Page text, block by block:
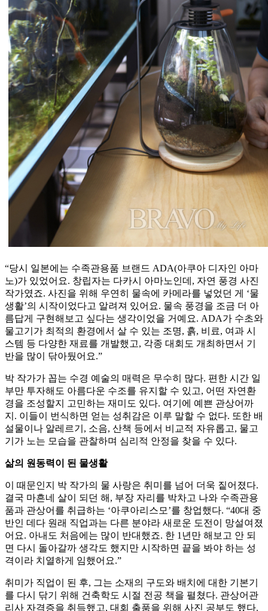
“당시 일본에는 수족관용품 브랜드 ADA(아쿠아 디자인 아마
노)가 있었어요. 창립자는 다카시 아마노인데, 자연 풍경 사진
작가였죠. 사진을 위해 우연히 물속에 카메라를 넣었던 게 ‘물
생활’의 시작이었다고 알려져 있어요. 물속 풍경을 조금 더 아
름답게 구현해보고 싶다는 생각이었을 거예요. ADA가 수초와
물고기가 최적의 환경에서 살 수 있는 조명, 흙, 비료, 여과 시
스템 등 다양한 재료를 개발했고, 각종 대회도 개최하면서 기
반을 많이 닦아뒀어요.”
박 작가가 꼽는 수경 예술의 매력은 무수히 많다. 편한 시간 일
부만 투자해도 아름다운 수조를 유지할 수 있고, 어떤 자연환
경을 조성할지 고민하는 재미도 있다. 여기에 예쁜 관상어까
지. 이들이 번식하면 얻는 성취감은 이루 말할 수 없다. 또한 배
설물이나 알레르기, 소음, 산책 등에서 비교적 자유롭고, 물고
기가 노는 모습을 관찰하며 심리적 안정을 찾을 수 있다.
삶의 원동력이 된 물생활
이 때문인지 박 작가의 물 사랑은 취미를 넘어 더욱 짙어졌다.
결국 마흔네 살이 되던 해, 부장 자리를 박차고 나와 수족관용
품과 관상어를 취급하는 ‘아쿠아리스모’를 창업했다. “40대 중
반인 데다 원래 직업과는 다른 분야라 새로운 도전이 망설여졌
어요. 아내도 처음에는 많이 반대했죠. 한 1년만 해보고 안 되
면 다시 돌아갈까 생각도 했지만 시작하면 끝을 봐야 하는 성
격이라 치열하게 임했어요.”
취미가 직업이 된 후, 그는 소재의 구도와 배치에 대한 기본기
를 다시 닦기 위해 건축학도 시절 전공 책을 펼쳤다. 관상어관
리사 자격증을 취득했고, 대회 출품을 위해 사진 공부도 했다.